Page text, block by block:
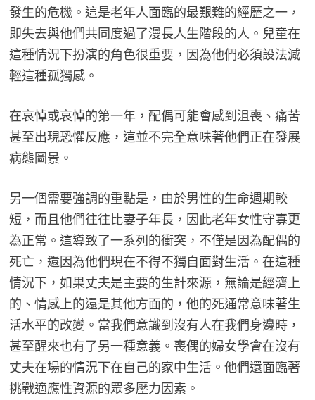
發生的危機。這是老年人面臨的最艱難的經歷之一，
即失去與他們共同度過了漫長人生階段的人。兒童在
這種情況下扮演的角色很重要，因為他們必須設法減
輕這種孤獨感。
在哀悼或哀悼的第一年，配偶可能會感到沮喪、痛苦
甚至出現恐懼反應，這並不完全意味著他們正在發展
病態圖景。
另一個需要強調的重點是，由於男性的生命週期較
短，而且他們往往比妻子年長，因此老年女性守寡更
為正常。這導致了一系列的衝突，不僅是因為配偶的
死亡，還因為他們現在不得不獨自面對生活。在這種
情況下，如果丈夫是主要的生計來源，無論是經濟上
的、情感上的還是其他方面的，他的死通常意味著生
活水平的改變。當我們意識到沒有人在我們身邊時，
甚至醒來也有了另一種意義。喪偶的婦女學會在沒有
丈夫在場的情況下在自己的家中生活。他們還面臨著
挑戰​​適應性資源的眾多壓力因素。